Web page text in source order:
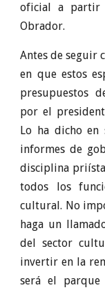
oficial a partir
Obrador.
Antes de seguir
en que estos
presupuestos
por el
Lo ha dicho en
informes de
disciplina
todos los
cultural. No
haga un
del sector
invertir en la
será el parque